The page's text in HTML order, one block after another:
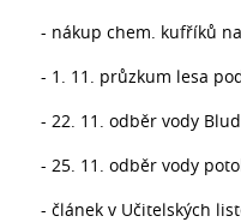
- nákup chem. kufříků
- 1. 11. průzkum lesa
- 22. 11. odběr vody
- 25. 11. odběr vody
- článek v Učitelských